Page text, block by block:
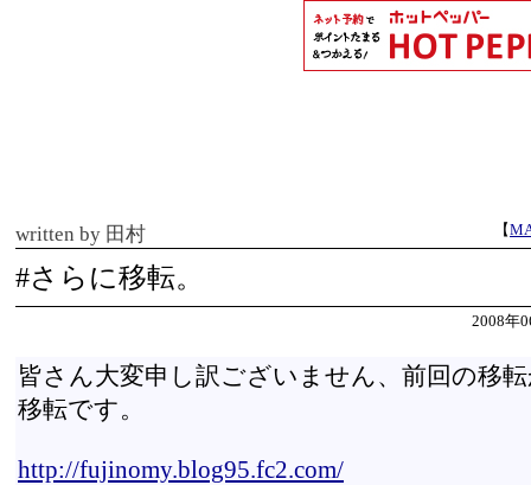
written by 田村 【
#さらに移転。
2008年
皆さん大変申し訳ございません、前回の移
移転です。
http://fujinomy.blog95.fc2.com/